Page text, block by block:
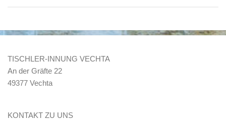
TISCHLER-INNUNG VECHTA
An der Gräfte 22
49377 Vechta
KONTAKT ZU UNS